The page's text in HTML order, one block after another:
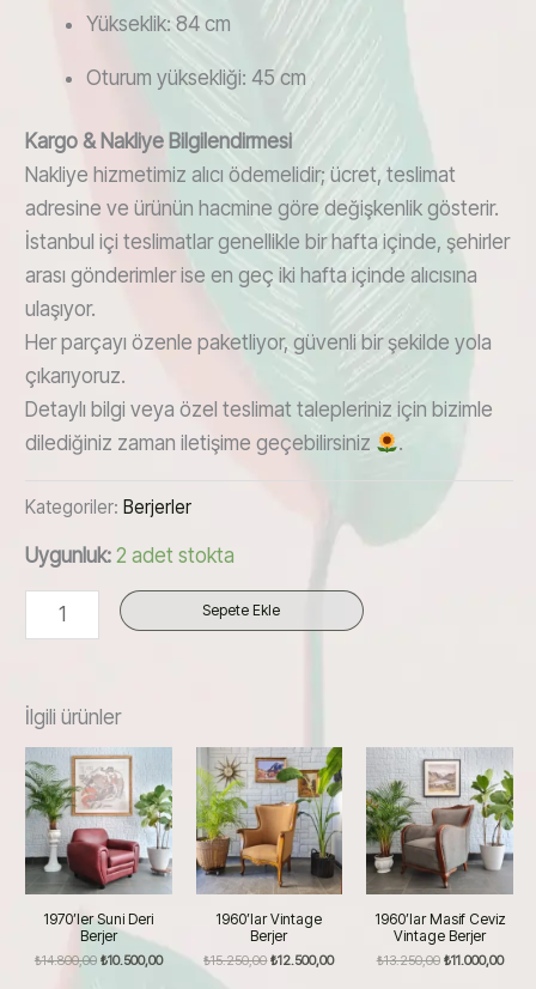
Yükseklik: 84 cm
Oturum yüksekliği: 45 cm
Kargo & Nakliye Bilgilendirmesi
Nakliye hizmetimiz alıcı ödemelidir; ücret, teslimat
adresine ve ürünün hacmine göre değişkenlik gösterir.
İstanbul içi teslimatlar genellikle bir hafta içinde, şehirler
arası gönderimler ise en geç iki hafta içinde alıcısına
ulaşıyor.
Her parçayı özenle paketliyor, güvenli bir şekilde yola
çıkarıyoruz.
Detaylı bilgi veya özel teslimat talepleriniz için bizimle
dilediğiniz zaman iletişime geçebilirsiniz
.
Kategoriler: Berjerler
Uygunluk: 2 adet stokta
1990’lar
İtalyan
Deri
adet
Sepete Ekle
İlgili ürünler
1970’ler Suni Deri
Berjer
₺14.800,00 Orijinal
₺10.500,00Şu
1960’lar Vintage
Berjer
₺15.250,00Orijinal
₺12.500,00Şu
1960’lar Masif Ceviz
Vintage Berjer
₺13.250,00 Orijinal
₺11.000,00Şu